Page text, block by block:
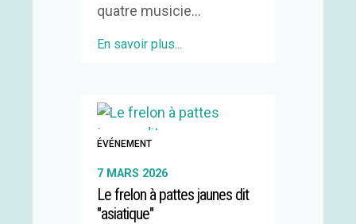
quatre musicie...
En savoir plus...
Le frelon à pattes jaunes dit
"asiatique"
ÉVÉNEMENT
7 MARS 2026